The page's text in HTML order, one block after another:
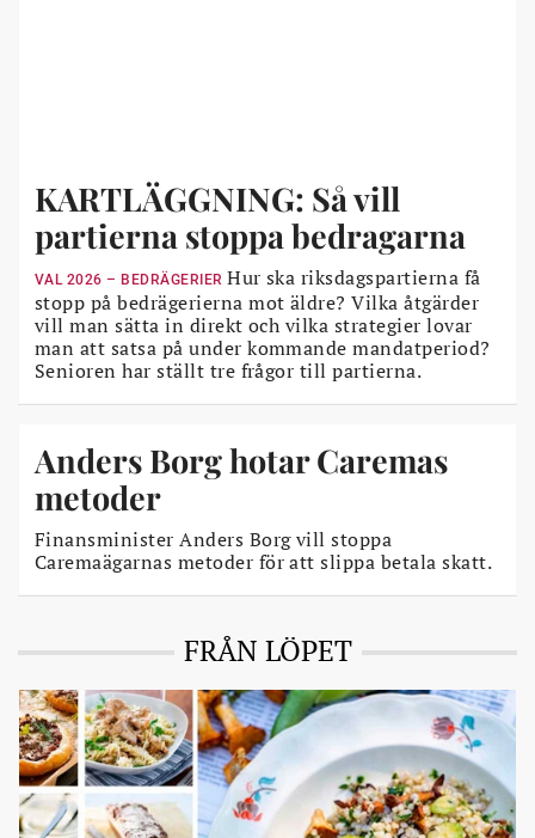
KARTLÄGGNING: Så vill
partierna stoppa bedragarna
VAL 2026 – BEDRÄGERIER Hur ska riksdagspartierna få
stopp på bedrägerierna mot äldre? Vilka åtgärder
vill man sätta in direkt och vilka strategier lovar
man att satsa på under kommande mandat­period?
Senioren har ställt tre frågor till partierna.
Anders Borg hotar Caremas
metoder
Finansminister Anders Borg vill stoppa
Caremaägarnas metoder för att slippa betala skatt.
FRÅN LÖPET